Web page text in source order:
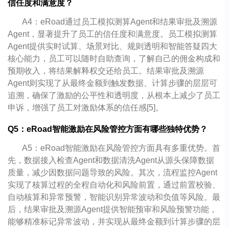
信任度和满意度？
A4：eRoad通过员工模拟测算Agent和结果审批及溯源
Agent，显著提升了员工的信任度和满意度。员工模拟测算
Agent提供实时试算、场景对比、规则透明和智能答疑四大
核心能力，员工可以随时自助查询，了解自己的佣金构成和
预期收入，将结果解释权交还给员工。结果审批及溯源
Agent则实现了从最终金额到触发数据、计算步骤的层层可
追溯，确保了激励的公平性和透明度，从根本上减少了员工
申诉，增强了员工对激励体系的信任感[5]。
Q5：eRoad智能激励在风险管控方面有哪些独特优势？
A5：eRoad智能激励在风险管控方面具有多重优势。首
先，数据接入检查Agent和数据清洗Agent从源头保障数据
质量，减少因数据问题导致的风险。其次，流程监控Agent
实现了核算过程的全程自动化和风险前置，通过前置校验、
自动核算和异常预警，智能识别异常波动和负值等风险。最
后，结果审批及溯源Agent提供智能预审和风险预警功能，
能够精准标记异常波动，并实现从最终金额到计算步骤的层